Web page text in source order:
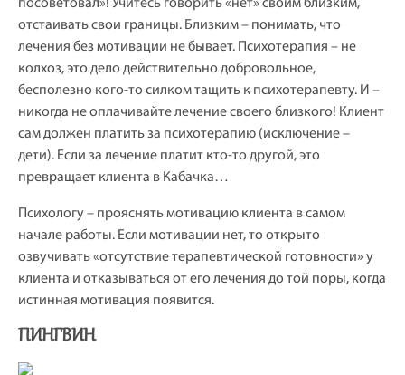
посоветовал»! Учитесь говорить «нет» своим близким,
отстаивать свои границы. Близким – понимать, что
лечения без мотивации не бывает. Психотерапия – не
колхоз, это дело действительно добровольное,
бесполезно кого-то силком тащить к психотерапевту. И –
никогда не оплачивайте лечение своего близкого! Клиент
сам должен платить за психотерапию (исключение –
дети). Если за лечение платит кто-то другой, это
превращает клиента в Кабачка…
Психологу – прояснять мотивацию клиента в самом
начале работы. Если мотивации нет, то открыто
озвучивать «отсутствие терапевтической готовности» у
клиента и отказываться от его лечения до той поры, когда
истинная мотивация появится.
ПИНГВИН